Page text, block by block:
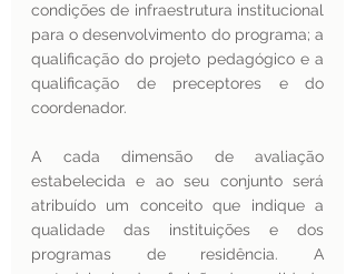
condições de infraestrutura institucional
para o desenvolvimento do programa; a
qualificação do projeto pedagógico e a
qualificação de preceptores e do
coordenador.
A cada dimensão de avaliação
estabelecida e ao seu conjunto será
atribuído um conceito que indique a
qualidade das instituições e dos
programas de residência. A